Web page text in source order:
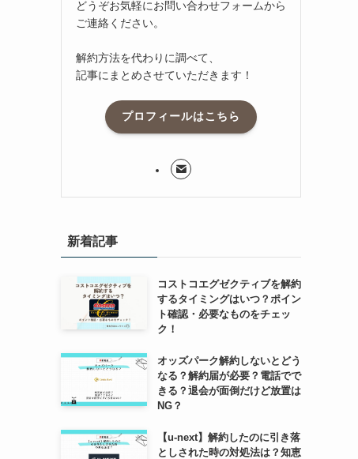
どうぞお気軽にお問い合わせフォームから
ご連絡ください。
解約方法を代わりに調べて、
記事にまとめさせていただきます！
プロフィールはこちら
新着記事
コストコエグゼクティブを解約
するタイミングはいつ？ポイン
ト確認・必要なものをチェッ
ク！
オッズパーク解約しないとどう
なる？解約届が必要？電話でで
きる？退会が面倒だけど放置は
NG？
【u-next】解約したのに引き落
としされた時の対処法は？知恵